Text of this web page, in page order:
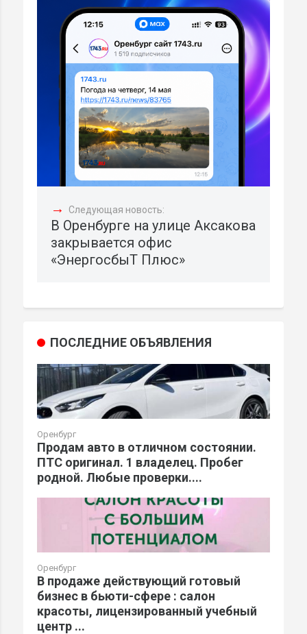
→ Следующая новость:
В Оренбурге на улице Аксакова
закрывается офис
«ЭнергосбыТ Плюс»
ПОСЛЕДНИЕ ОБЪЯВЛЕНИЯ
Оренбург
Продам авто в отличном состоянии.
ПТС оригинал. 1 владелец. Пробег
родной. Любые проверки....
Оренбург
В продаже действующий готовый
бизнес в бьюти-сфере : салон
красоты, лицензированный учебный
центр ...